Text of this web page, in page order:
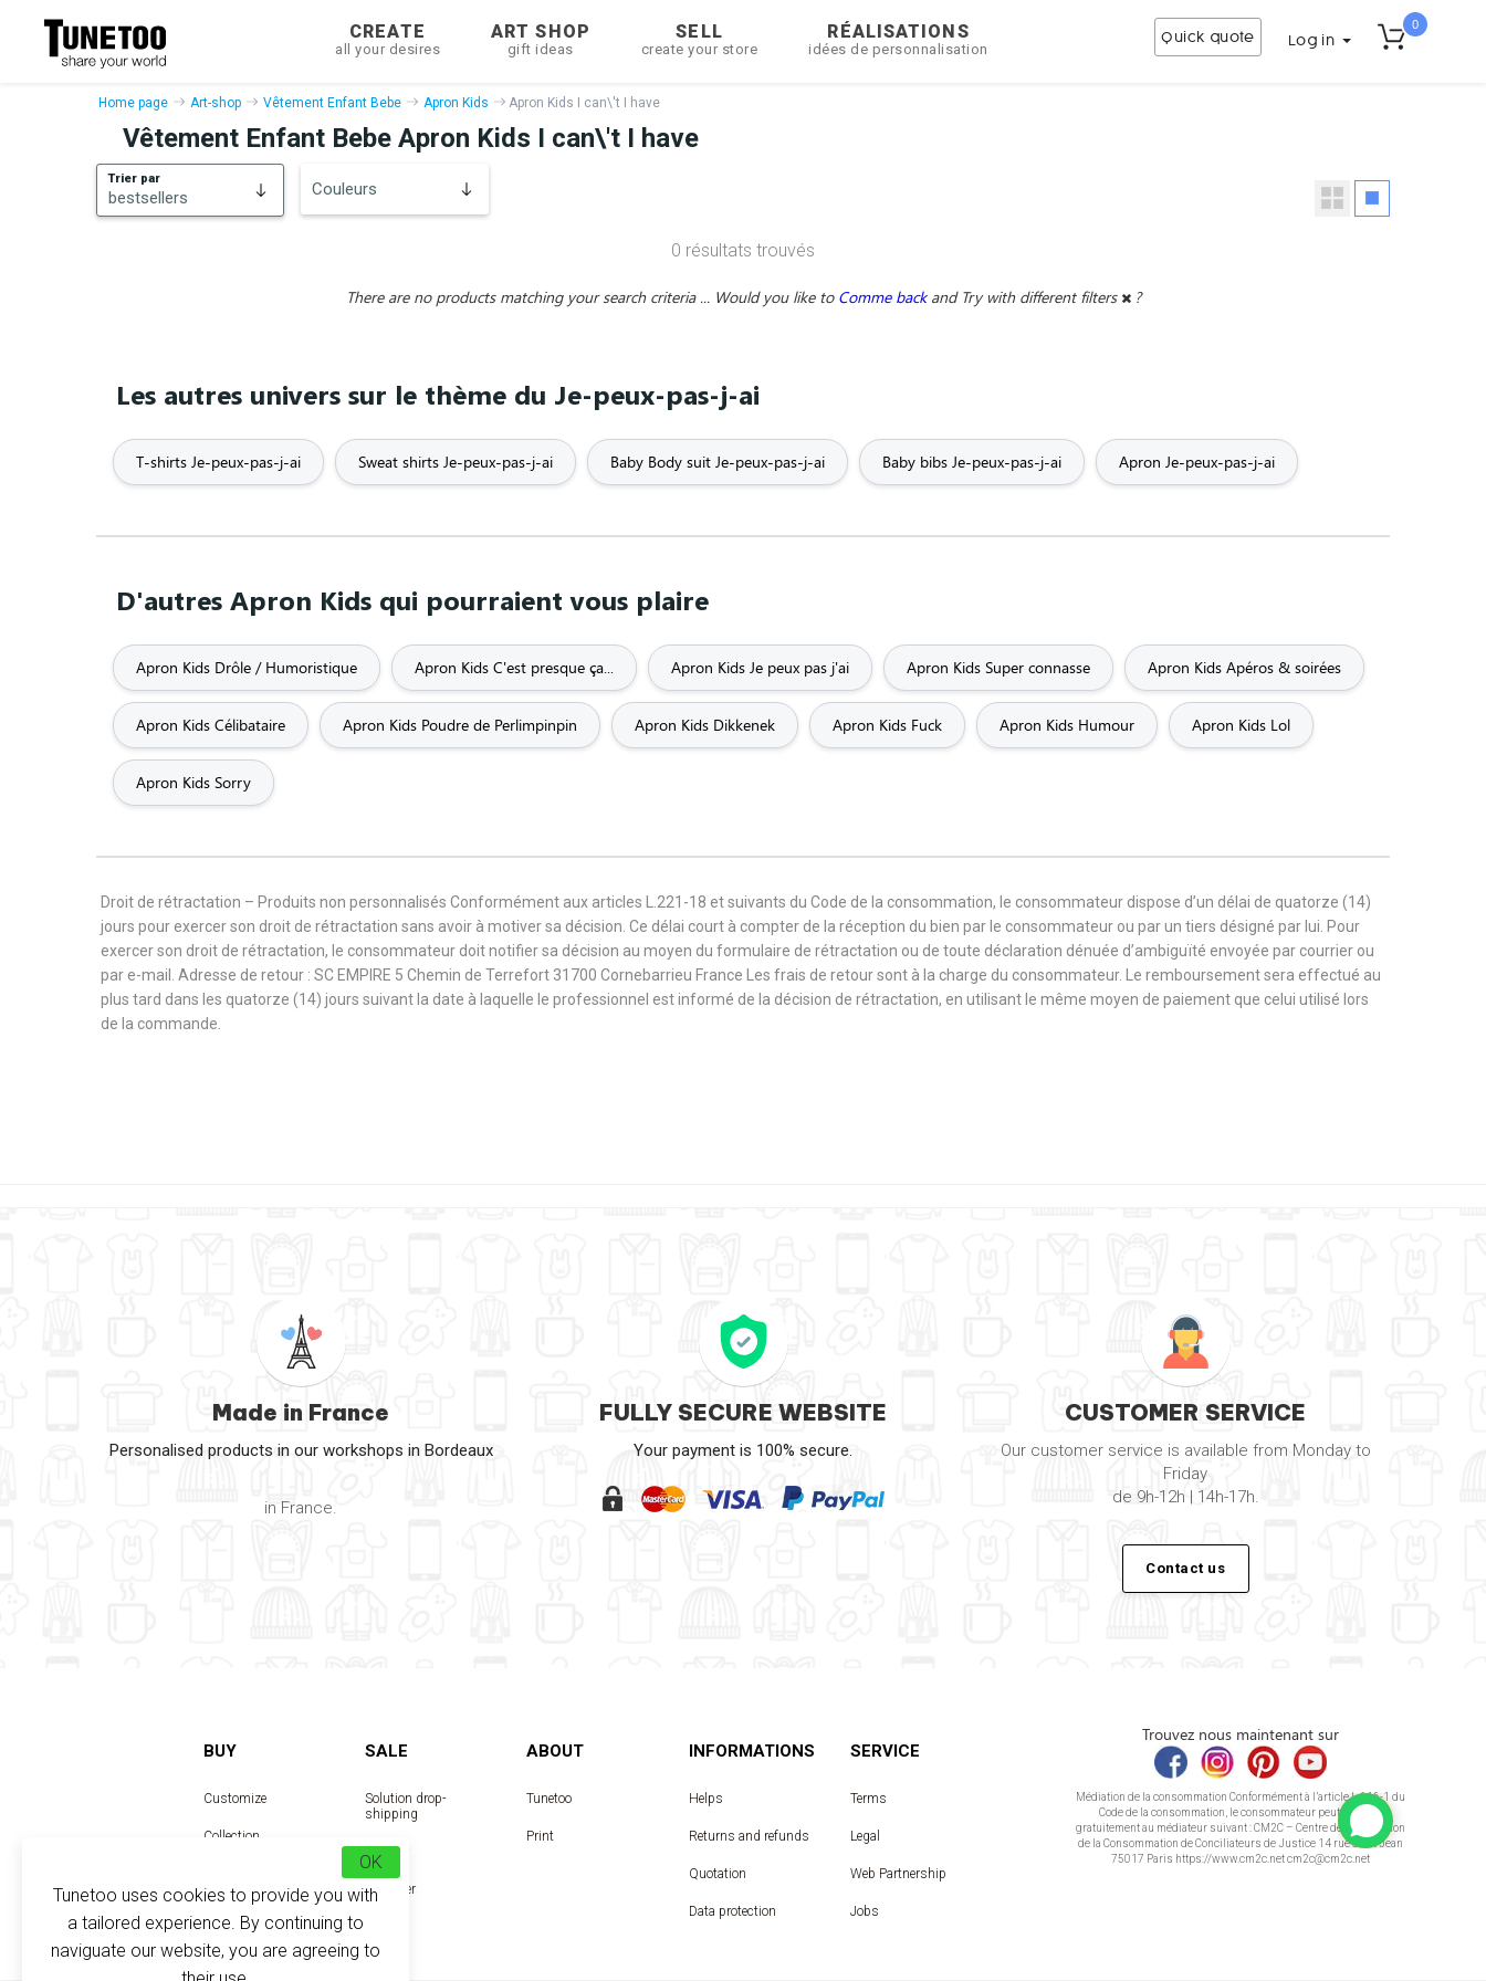
CREATE
all your desires
ART SHOP
gift ideas
SELL
create your store
RÉALISATIONS
idées de personnalisation
Quick quote Log in
0
Home page Art-shop Vêtement Enfant Bebe Apron Kids Apron Kids I can\'t I have
Vêtement Enfant Bebe Apron Kids I can\'t I have
Trier par
bestsellers Couleurs
0 résultats trouvés
There are no products matching your search criteria ... Would you like to Comme back and Try with different filters ?
Les autres univers sur le thème du Je-peux-pas-j-ai
T-shirts Je-peux-pas-j-ai Sweat shirts Je-peux-pas-j-ai Baby Body suit Je-peux-pas-j-ai Baby bibs Je-peux-pas-j-ai Apron Je-peux-pas-j-ai
D'autres Apron Kids qui pourraient vous plaire
Apron Kids Drôle / Humoristique Apron Kids C'est presque ça... Apron Kids Je peux pas j'ai Apron Kids Super connasse Apron Kids Apéros & soirées
Apron Kids Célibataire Apron Kids Poudre de Perlimpinpin Apron Kids Dikkenek Apron Kids Fuck Apron Kids Humour Apron Kids Lol
Apron Kids Sorry
Droit de rétractation – Produits non personnalisés Conformément aux articles L.221-18 et suivants du Code de la consommation, le consommateur dispose d’un délai de quatorze (14)
jours pour exercer son droit de rétractation sans avoir à motiver sa décision. Ce délai court à compter de la réception du bien par le consommateur ou par un tiers désigné par lui. Pour
exercer son droit de rétractation, le consommateur doit notifier sa décision au moyen du formulaire de rétractation ou de toute déclaration dénuée d’ambiguïté envoyée par courrier ou
par e-mail. Adresse de retour : SC EMPIRE 5 Chemin de Terrefort 31700 Cornebarrieu France Les frais de retour sont à la charge du consommateur. Le remboursement sera effectué au
plus tard dans les quatorze (14) jours suivant la date à laquelle le professionnel est informé de la décision de rétractation, en utilisant le même moyen de paiement que celui utilisé lors
de la commande.
Made in France
Personalised products in our workshops in Bordeaux
in France.
FULLY SECURE WEBSITE
Your payment is 100% secure.
CUSTOMER SERVICE
Our customer service is available from Monday to
Friday
de 9h-12h | 14h-17h.
Contact us
BUY
Customize
Collection
SALE
Solution drop-
shipping
Reseller
Designer
ABOUT
Tunetoo
Print
INFORMATIONS
Helps
Returns and refunds
Quotation
Data protection
SERVICE
Terms
Legal
Web Partnership
Jobs
Trouvez nous maintenant sur
Médiation de la consommation Conformément à l’article L.616-1 du
Code de la consommation, le consommateur peut recourir
gratuitement au médiateur suivant : CM2C – Centre de la Médiation
de la Consommation de Conciliateurs de Justice 14 rue Saint Jean
75017 Paris https://www.cm2c.net cm2c@cm2c.net
Tunetoo uses cookies to provide you with
a tailored experience. By continuing to
naviguate our website, you are agreeing to
OK